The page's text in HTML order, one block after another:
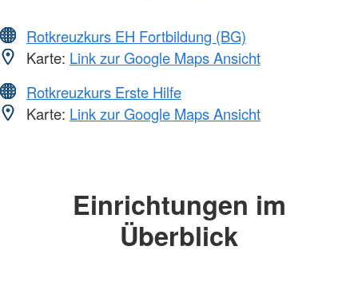
Rotkreuzkurs EH Fortbildung (BG)
Karte: Link zur Google Maps Ansicht
Rotkreuzkurs Erste Hilfe
Karte: Link zur Google Maps Ansicht
Einrichtungen im
Überblick